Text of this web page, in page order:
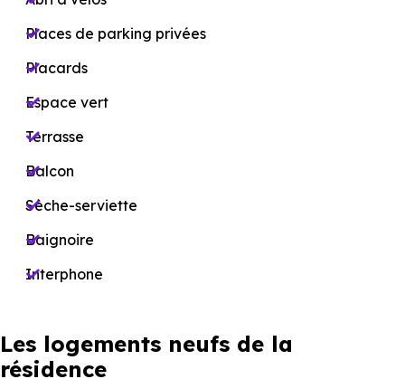
Places de parking privées
Placards
Espace vert
Terrasse
Balcon
Sèche-serviette
Baignoire
Interphone
Les logements neufs de la
résidence